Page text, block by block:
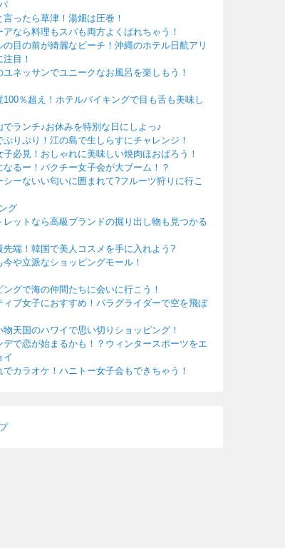
言ったら草津！湯畑は圧巻！
アなら料理もスパも両方よくばれちゃう！
の目の前が綺麗なビーチ！沖縄のホテル日航アリ
注目！
ユネッサンでユニークなお風呂を楽しもう！
100％超え！ホテルバイキングで目も舌も美味し
でランチ♪お休みを特別な日にしよっ♪
ぷりぷり！江の島で生しらすにチャレンジ！
子必見！おしゃれに美味しい焼肉ほおばろう！
なるー！パクチー女子会が大ブーム！？
シーないい匂いに囲まれて?フルーツ狩りに行こ
グ
レットなら高級ブランドの掘り出し物も見つかる
先端！韓国で美人コスメを手に入れよう?
今や立派なショッピングモール！
ングで海の仲間たちに会いに行こう！
ィブ女子におすすめ！パラグライダーで空を飛ぼ
物天国のハワイで思い切りショッピング！
デで恋が始まるかも！？ウィンタースポーツをエ
イ
でカラオケ！ハニトー女子会もできちゃう！